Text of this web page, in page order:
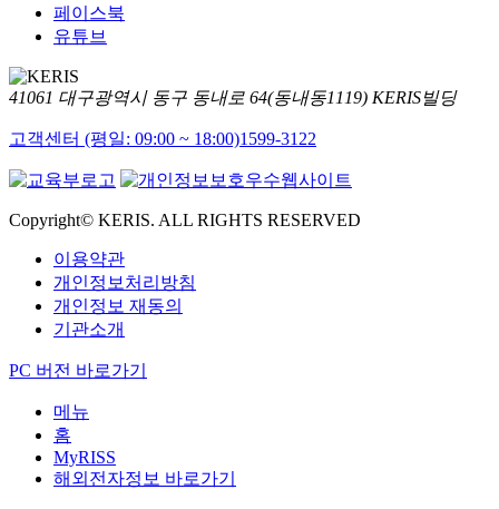
페이스북
유튜브
41061 대구광역시 동구 동내로 64(동내동1119) KERIS빌딩
고객센터 (평일: 09:00 ~ 18:00)1599-3122
Copyright© KERIS. ALL RIGHTS RESERVED
이용약관
개인정보처리방침
개인정보 재동의
기관소개
PC 버전 바로가기
메뉴
홈
MyRISS
해외전자정보 바로가기